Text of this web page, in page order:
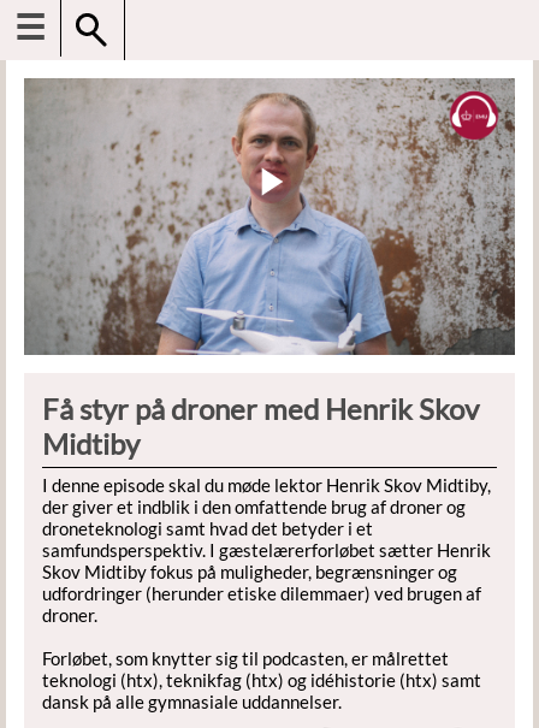
☰
Få styr på droner med Henrik Skov
Midtiby
I denne episode skal du møde lektor Henrik Skov Midtiby,
der giver et indblik i den omfattende brug af droner og
droneteknologi samt hvad det betyder i et
samfundsperspektiv. I gæstelærerforløbet sætter Henrik
Skov Midtiby fokus på muligheder, begrænsninger og
udfordringer (herunder etiske dilemmaer) ved brugen af
droner.
Forløbet, som knytter sig til podcasten, er målrettet
teknologi (htx), teknikfag (htx) og idéhistorie (htx) samt
dansk på alle gymnasiale uddannelser.